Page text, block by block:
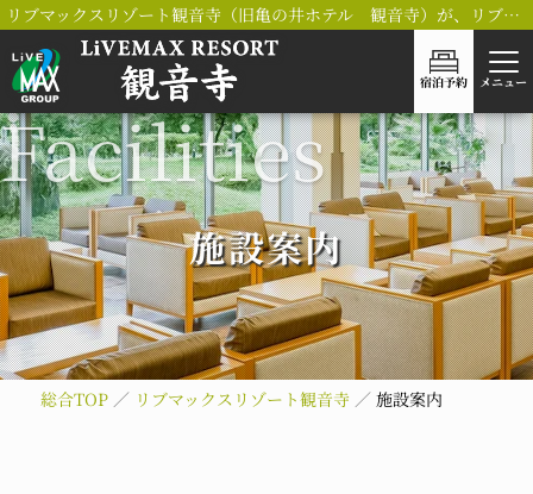
リブマックスリゾート観音寺（旧亀の井ホテル 観音寺）が、リブランドOPEN！
宿泊予約 メニュー
施設案内
総合TOP リブマックスリゾート観音寺 施設案内